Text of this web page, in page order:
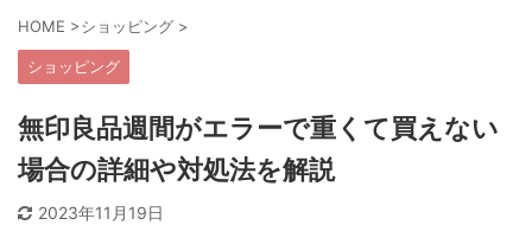
HOME >ショッピング >
ショッピング
無印良品週間がエラーで重くて買えない
場合の詳細や対処法を解説
2023年11月19日